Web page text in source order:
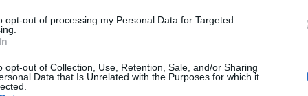
opt-out of processing my Personal Data for Targeted
opt-out of Collection, Use, Retention, Sale, and/or Sharing
Data that Is Unrelated with the Purposes for which it
preferida de Google
de actualidad.